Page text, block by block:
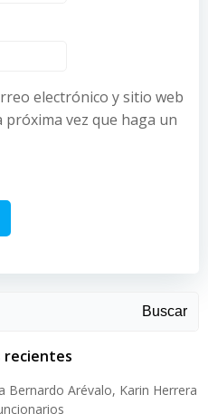
electrónico y sitio web
vez que haga un
Buscar
recientes
Bernardo Arévalo, Karin Herrera